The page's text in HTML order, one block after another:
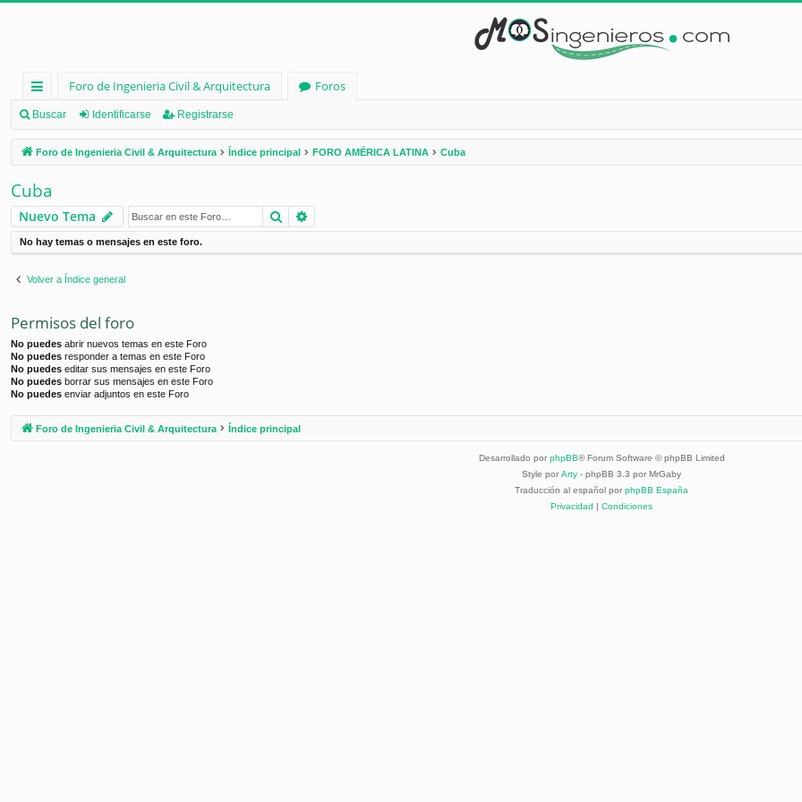
nl
ac
es
rá
pi
d
os
Foro de Ingenieria Civil & Arquitectura
Foros
Buscar Identificarse Registrarse
Foro de Ingenieria Civil & Arquitectura Índice principal FORO AMÉRICA LATINA Cuba
Cuba
Nuevo Tema Buscar
No hay temas o mensajes en este foro.
Volver a Índice general
Permisos del foro
No puedes abrir nuevos temas en este Foro
No puedes responder a temas en este Foro
No puedes editar sus mensajes en este Foro
No puedes borrar sus mensajes en este Foro
No puedes enviar adjuntos en este Foro
Foro de Ingenieria Civil & Arquitectura Índice principal
Desarrollado por phpBB® Forum Software © phpBB Limited
Style por Arty - phpBB 3.3 por MrGaby
Traducción al español por phpBB España
Privacidad | Condiciones